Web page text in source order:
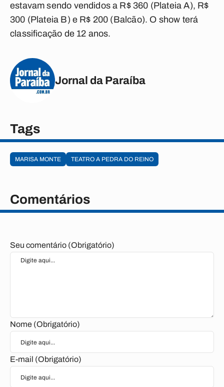
estavam sendo vendidos a R$ 360 (Plateia A), R$
300 (Plateia B) e R$ 200 (Balcão). O show terá
classificação de 12 anos.
Jornal da Paraíba
Tags
MARISA MONTE TEATRO A PEDRA DO REINO
Comentários
Seu comentário (Obrigatório)
Nome (Obrigatório)
E-mail (Obrigatório)